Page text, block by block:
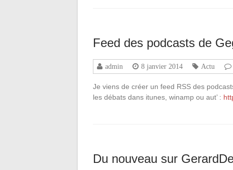
Feed des podcasts de
admin 8 janvier 2014 Actu
Je viens de créer un feed RSS des
les débats dans itunes, winamp ou aut’ :
Du nouveau sur